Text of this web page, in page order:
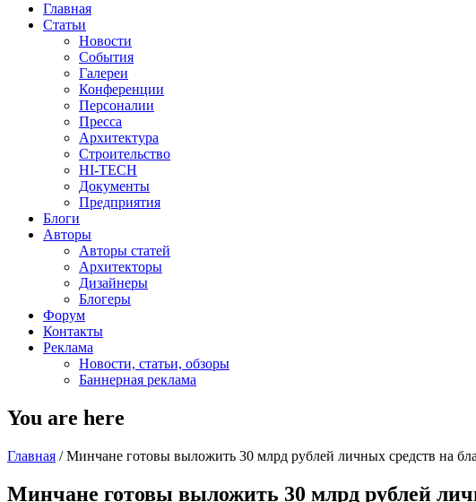
Главная
Статьи
Новости
События
Галереи
Конференции
Персоналии
Пресса
Архитектура
Строительство
HI-TECH
Документы
Предприятия
Блоги
Авторы
Авторы статей
Архитекторы
Дизайнеры
Блогеры
Форум
Контакты
Реклама
Новости, статьи, обзоры
Баннерная реклама
You are here
Главная / Минчане готовы выложить 30 млрд рублей личных средств на
Минчане готовы выложить 30 млрд рублей